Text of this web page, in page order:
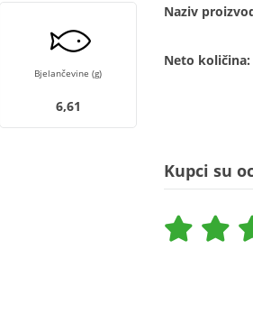
Bjelančevine (g)
6,61
Naziv
Neto količina:
Kupci su